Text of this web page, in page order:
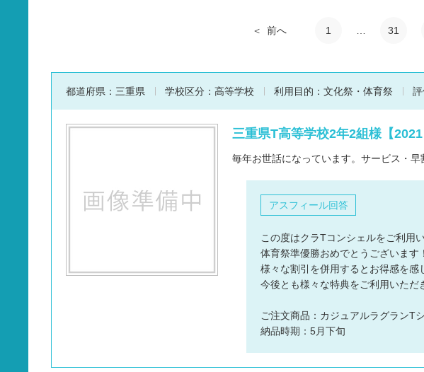
部活ウェア・ジャージ
イベントウェア
前へ 1 31
都道府県： 三重県 学校区分： 高等学校 利用目的： 文化祭・体育祭 評
三重県T高等学校2年2組様【
毎年お世話になっています。サービス・
アスフィール回答
この度はクラTコンシェルをご利用
体育祭準優勝おめでとうございます
様々な割引を併用するとお得感を感
今後とも様々な特典をご利用いただ
ご注文商品：カジュアルラグランT
納品時期：5月下旬